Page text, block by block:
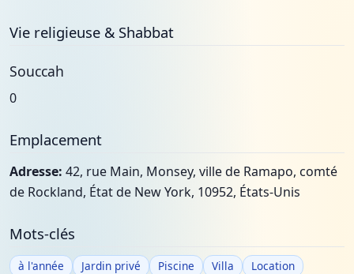
Vie religieuse & Shabbat
Souccah
0
Emplacement
Adresse: 42, rue Main, Monsey, ville de Ramapo, comté
de Rockland, État de New York, 10952, États-Unis
Mots-clés
à l'année Jardin privé Piscine Villa Location